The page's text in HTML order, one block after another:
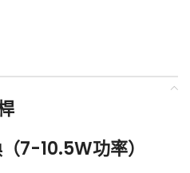
7-10.5W功率）